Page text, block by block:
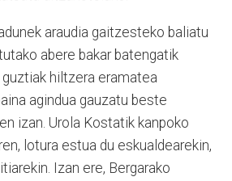
araudia gaitzesteko baliatu
abere bakar batengatik
hiltzera eramatea
agindua gauzatu beste
izan. Urola Kostatik kanpoko
lotura estua du eskualdearekin,
Izan ere, Bergarako